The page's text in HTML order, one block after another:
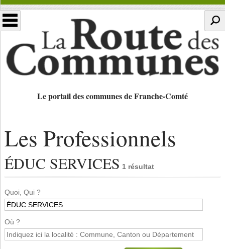
Le portail des communes de Franche-Comté
Les Professionnels
ÉDUC SERVICES 1 résultat
Quoi, Qui ?
Où ?